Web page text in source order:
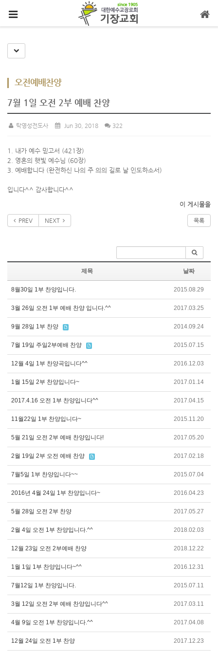
Toggle Dropdown
오전예배찬양
7월 1일 오전 2부 예배 찬양
탁영성전도사 Jun 30, 2018 322
1. 내가 예수 믿고서 (421장)
2. 영혼의 햇빛 예수님 (60장)
3. 예배합니다 (완전하신 나의 주 의의 길로 날 인도하소서)
입니다^^ 감사합니다^^
이 게시물을
PREV NEXT 목록
제목 날짜
8월30일 1부 찬양입니다. 2015.08.29
3월 26일 오전 1부 예배 찬양 입니다.^^ 2017.03.25
9월 28일 1부 찬양 2014.09.24
7월 19일 주일2부예배 찬양 2015.07.15
12월 4일 1부 찬양곡입니다^^ 2016.12.03
1월 15일 2부 찬양입니다~ 2017.01.14
2017.4.16 오전 1부 찬양입니다^^ 2017.04.15
11월22일 1부 찬양입니다~ 2015.11.20
5월 21일 오전 2부 예배 찬양입니다! 2017.05.20
2월 19일 2부 오전 예배 찬양 2017.02.18
7월5일 1부 찬양입니다~~ 2015.07.04
2016년 4월 24일 1부 찬양입니다~ 2016.04.23
5월 28일 오전 2부 찬양 2017.05.27
2월 4일 오전 1부 찬양입니다.^^ 2018.02.03
12월 23일 오전 2부예배 찬양 2018.12.22
1월 1일 1부 찬양입니다~^^ 2016.12.31
7월12일 1부 찬양입니다. 2015.07.11
3월 12일 오전 2부 예배 찬양입니다^^ 2017.03.11
4월 9일 오전 1부 찬양입니다.^^ 2017.04.08
12월 24일 오전 1부 찬양 2017.12.23